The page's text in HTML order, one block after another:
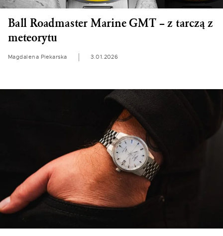
Ball Roadmaster Marine GMT – z tarczą z
meteorytu
Magdalena Piekarska 3.01.2026